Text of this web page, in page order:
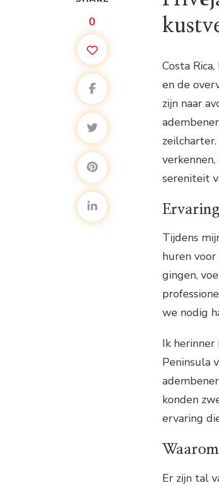
0
Costa
en de
zijn naar
sereniteit
Tijdens
huren
gingen,
we nodig
Ik
Peninsula
konden
ervaring
Er zijn tal